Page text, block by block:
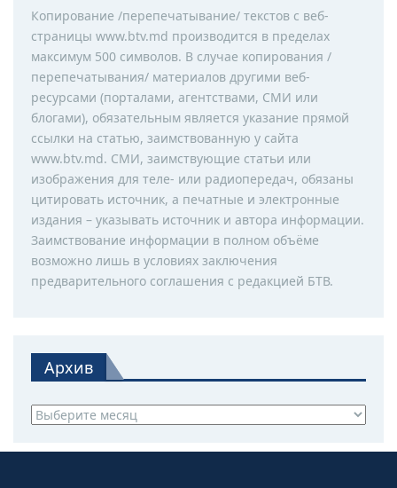
Копирование /перепечатывание/ текстов с веб-
страницы www.btv.md производится в пределах
максимум 500 символов. В случае копирования /
перепечатывания/ материалов другими веб-
ресурсами (порталами, агентствами, СМИ или
блогами), обязательным является указание прямой
ссылки на статью, заимствованную у сайта
www.btv.md. СМИ, заимствующие статьи или
изображения для теле- или радиопередач, обязаны
цитировать источник, а печатные и электронные
издания – указывать источник и автора информации.
Заимствование информации в полном объёме
возможно лишь в условиях заключения
предварительного соглашения с редакцией БТВ.
Архив
Архив